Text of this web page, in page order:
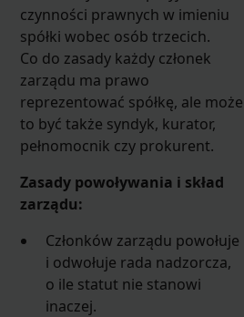
czynności prawnych w imieniu
spółki wobec osób trzecich.
Co do zasady każdy członek
zarządu ma prawo
reprezentować spółkę, ale może
to być także syndyk, kurator,
pełnomocnik czy prokurent.
Zasady powoływania i skład
zarządu:
Członków zarządu powołuje
i odwołuje rada nadzorcza,
o ile statut nie stanowi
inaczej.